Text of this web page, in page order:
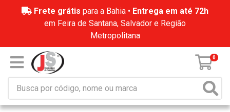
Frete grátis para a Bahia • Entrega em até 72h
em Feira de Santana, Salvador e Região
Metropolitana
0